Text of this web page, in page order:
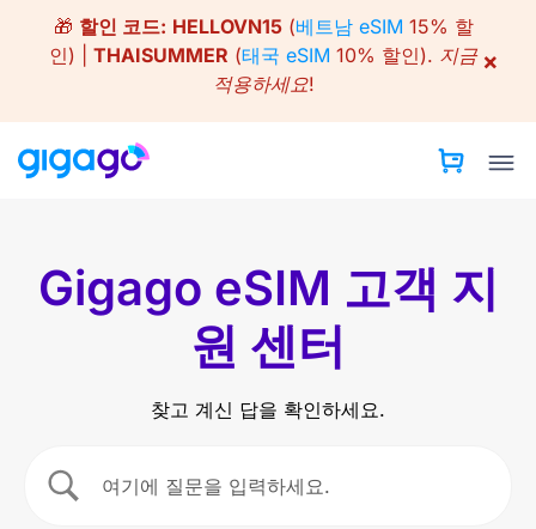
content
🎁 할인 코드: HELLOVN15(베트남 eSIM 15% 할
인) | THAISUMMER (태국 eSIM 10% 할인). 지금
적용하세요!
×
Gigago eSIM 고객 지
원 센터
찾고 계신 답을 확인하세요.